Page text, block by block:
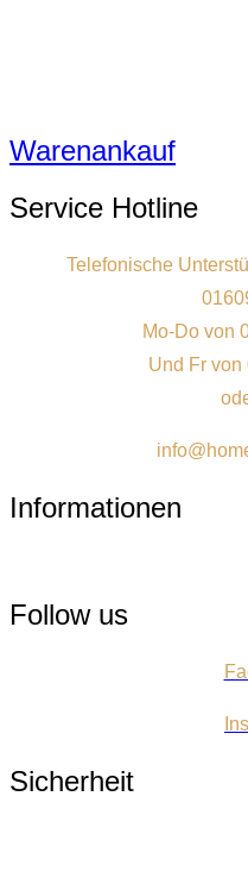
Warenankauf
Service Hotline
Telefonische
Mo-Do von
Und Fr von
Informationen
Follow us
Sicherheit